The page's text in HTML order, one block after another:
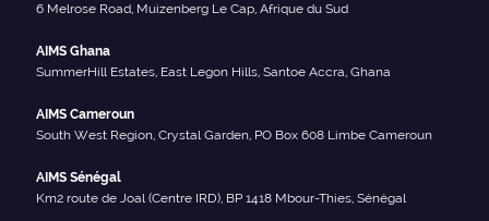
6 Melrose Road, Muizenberg Le Cap, Afrique du Sud
AIMS Ghana
SummerHill Estates, East Legon Hills, Santoe Accra, Ghana
AIMS Cameroun
South West Region, Crystal Garden, PO Box 608 Limbe Cameroun
AIMS Sénégal
Km2 route de Joal (Centre IRD), BP 1418 Mbour-Thies, Sénégal